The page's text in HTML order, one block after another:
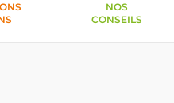
NOS
CONSEILS